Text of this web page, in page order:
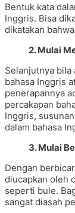
Bentuk kata
Inggris. Bisa
dikatakan
2. Mulai
Selanjutnya bila
bahasa Inggris
penerapannya
percakapan
Inggris,
dalam bahasa
3. Mulai
Dengan
diucapkan oleh
seperti bule.
sangat diasah